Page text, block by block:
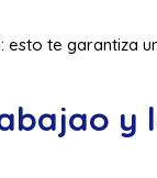
esto te garantiza
y